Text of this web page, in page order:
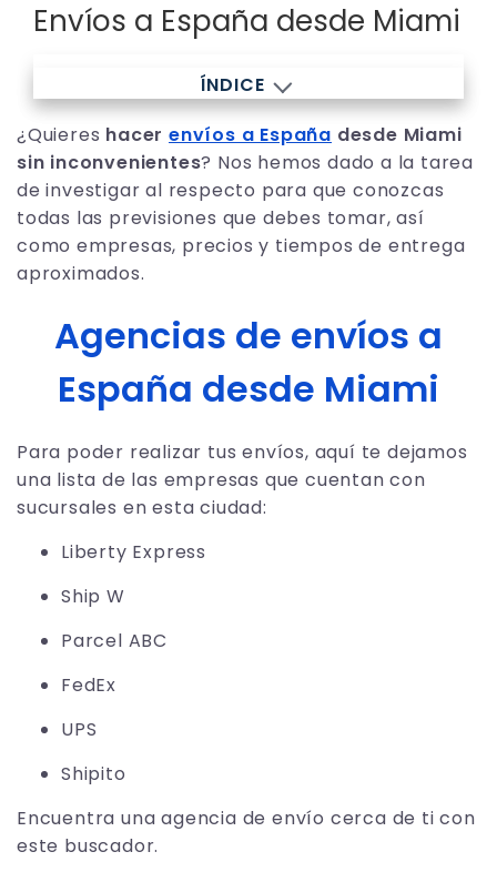
Envíos a España desde Miami
ÍNDICE
¿Quieres hacerenvíos a España desde Miami
sin inconvenientes? Nos hemos dado a la tarea
de investigar al respecto para que conozcas
todas las previsiones que debes tomar, así
como empresas, precios y tiempos de entrega
aproximados.
Agencias de envíos a
España desde Miami
Para poder realizar tus envíos, aquí te dejamos
una lista de las empresas que cuentan con
sucursales en esta ciudad:
Liberty Express
Ship W
Parcel ABC
FedEx
UPS
Shipito
Encuentra una agencia de envío cerca de ti con
este buscador.